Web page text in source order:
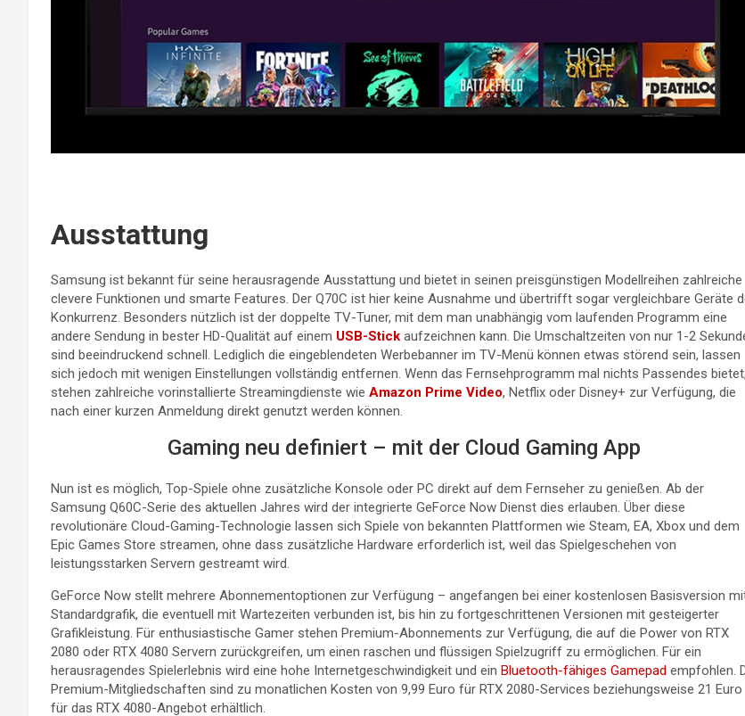
Ausstattung
Samsung ist bekannt für seine herausragende Ausstattung und bietet in seinen preisgünstigen Modellreihen zahlreiche
clevere Funktionen und smarte Features. Der Q70C ist hier keine Ausnahme und übertrifft sogar vergleichbare Geräte
Konkurrenz. Besonders nützlich ist der doppelte TV-Tuner, mit dem man unabhängig vom laufenden Programm eine
andere Sendung in bester HD-Qualität auf einem USB-Stick aufzeichnen kann. Die Umschaltzeiten von nur 1-2
sind beeindruckend schnell. Lediglich die eingeblendeten Werbebanner im TV-Menü können etwas störend sein, lassen
sich jedoch mit wenigen Einstellungen vollständig entfernen. Wenn das Fernsehprogramm mal nichts Passendes bietet,
stehen zahlreiche vorinstallierte Streamingdienste wie Amazon Prime Video, Netflix oder Disney+ zur Verfügung, die
nach einer kurzen Anmeldung direkt genutzt werden können.
Gaming neu definiert – mit der Cloud Gaming App
Nun ist es möglich, Top-Spiele ohne zusätzliche Konsole oder PC direkt auf dem Fernseher zu genießen. Ab der
Samsung Q60C-Serie des aktuellen Jahres wird der integrierte GeForce Now Dienst dies erlauben. Über diese
revolutionäre Cloud-Gaming-Technologie lassen sich Spiele von bekannten Plattformen wie Steam, EA, Xbox und dem
Epic Games Store streamen, ohne dass zusätzliche Hardware erforderlich ist, weil das Spielgeschehen von
leistungsstarken Servern gestreamt wird.
GeForce Now stellt mehrere Abonnementoptionen zur Verfügung – angefangen bei einer kostenlosen Basisversion
Standardgrafik, die eventuell mit Wartezeiten verbunden ist, bis hin zu fortgeschrittenen Versionen mit gesteigerter
Grafikleistung. Für enthusiastische Gamer stehen Premium-Abonnements zur Verfügung, die auf die Power von RTX
2080 oder RTX 4080 Servern zurückgreifen, um einen raschen und flüssigen Spielzugriff zu ermöglichen. Für ein
herausragendes Spielerlebnis wird eine hohe Internetgeschwindigkeit und ein Bluetooth-fähiges Gamepad empfohlen.
Premium-Mitgliedschaften sind zu monatlichen Kosten von 9,99 Euro für RTX 2080-Services beziehungsweise 21 Euro
für das RTX 4080-Angebot erhältlich.